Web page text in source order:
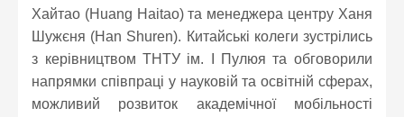
Хайтао (Huang Haitao) та менеджера центру Ханя
Шужєня (Han Shuren). Китайські колеги зустрілись
з керівництвом ТНТУ ім. І Пулюя та обговорили
напрямки співпраці у науковій та освітній сферах,
можливий розвиток академічної мобільності